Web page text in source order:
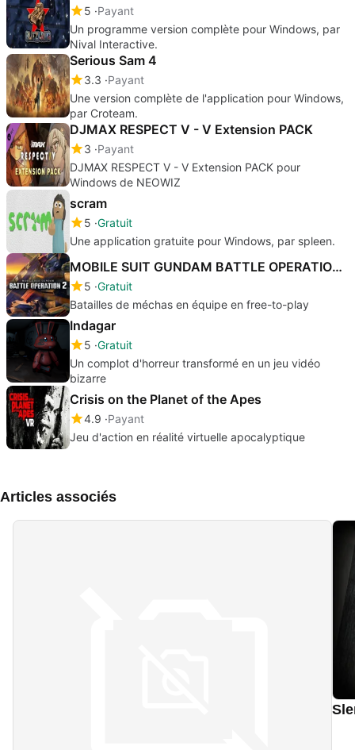
5 Payant
Un programme version complète pour Windows, par
Nival Interactive.
Serious Sam 4
3.3 Payant
Une version complète de l'application pour Windows,
par Croteam.
DJMAX RESPECT V - V Extension PACK
3 Payant
DJMAX RESPECT V - V Extension PACK pour
Windows de NEOWIZ
scram
5 Gratuit
Une application gratuite pour Windows, par spleen.
MOBILE SUIT GUNDAM BATTLE OPERATION 2
5 Gratuit
Batailles de méchas en équipe en free-to-play
Indagar
5 Gratuit
Un complot d'horreur transformé en un jeu vidéo
bizarre
Crisis on the Planet of the Apes
4.9 Payant
Jeu d'action en réalité virtuelle apocalyptique
Articles associés